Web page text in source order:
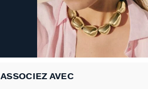
ASSOCIEZ AVEC